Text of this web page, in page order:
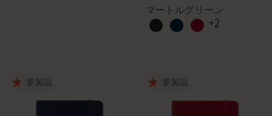
マートルグリーン
+2
新製品 新製品